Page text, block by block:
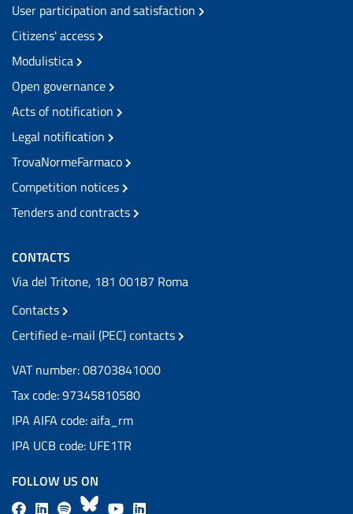
User participation and satisfaction
Citizens' access
Modulistica
Open governance
Acts of notification
Legal notification
TrovaNormeFarmaco
Competition notices
Tenders and contracts
CONTACTS
Via del Tritone, 181 00187 Roma
Contacts
Certified e-mail (PEC) contacts
VAT number: 08703841000
Tax code: 97345810580
IPA AIFA code: aifa_rm
IPA UCB code: UFE1TR
FOLLOW US ON
F
L
B
Y